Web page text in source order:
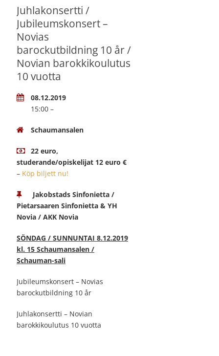
Juhlakonsertti /
Jubileumskonsert –
Novias
barockutbildning 10 år /
Novian barokkikoulutus
10 vuotta
08.12.2019
15:00 –
Schaumansalen
22 euro,
studerande/opiskelijat 12 euro €
– Köp biljett nu!
Jakobstads Sinfonietta /
Pietarsaaren Sinfonietta & YH
Novia / AKK Novia
SÖNDAG / SUNNUNTAI 8.12.2019
kl. 15 Schaumansalen /
Schauman-sali
Jubileumskonsert – Novias
barockutbildning 10 år
Juhlakonsertti – Novian
barokkikoulutus 10 vuotta